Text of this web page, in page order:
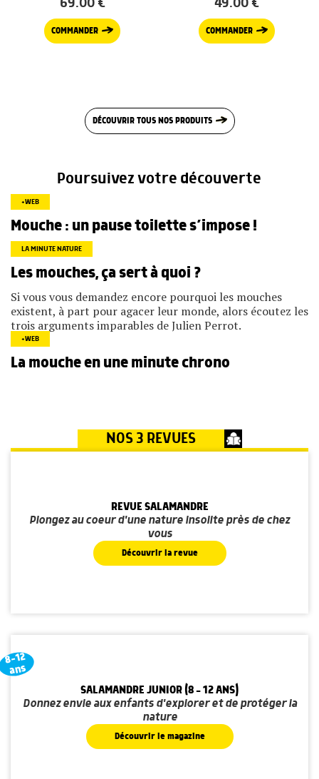
69.00€
COMMANDER
49.00€
COMMANDER
DÉCOUVRIR TOUS NOS PRODUITS
Poursuivez votre découverte
+WEB
Mouche : un pause toilette s’impose !
LA MINUTE NATURE
Les mouches, ça sert à quoi ?
Si vous vous demandez encore pourquoi les mouches
existent, à part pour agacer leur monde, alors écoutez les
trois arguments imparables de Julien Perrot.
+WEB
La mouche en une minute chrono
NOS 3 REVUES
REVUE SALAMANDRE
Plongez au coeur d'une nature insolite près de chez
vous
Découvrir la revue
8-12
ans
SALAMANDRE JUNIOR (8 - 12 ANS)
Donnez envie aux enfants d'explorer et de protéger la
nature
Découvrir le magazine